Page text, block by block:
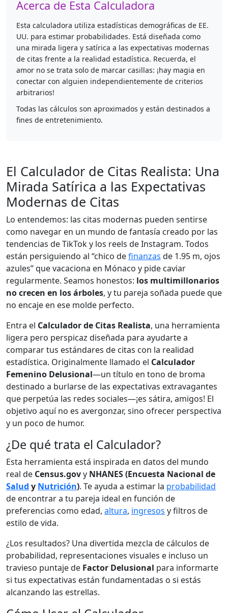
Acerca de Esta Calculadora
Esta calculadora utiliza estadísticas demográficas de EE.
UU. para estimar probabilidades. Está diseñada como
una mirada ligera y satírica a las expectativas modernas
de citas frente a la realidad estadística. Recuerda, el
amor no se trata solo de marcar casillas: ¡hay magia en
conectar con alguien independientemente de criterios
arbitrarios!
Todas las cálculos son aproximados y están destinados a
fines de entretenimiento.
El Calculador de Citas Realista: Una
Mirada Satírica a las Expectativas
Modernas de Citas
Lo entendemos: las citas modernas pueden sentirse
como navegar en un mundo de fantasía creado por las
tendencias de TikTok y los reels de Instagram. Todos
están persiguiendo al “chico definanzas de 1.95 m, ojos
azules” que vacaciona en Mónaco y pide caviar
regularmente. Seamos honestos: los multimillonarios
no crecen en los árboles, y tu pareja soñada puede que
no encaje en ese molde perfecto.
Entra el Calculador de Citas Realista, una herramienta
ligera pero perspicaz diseñada para ayudarte a
comparar tus estándares de citas con la realidad
estadística. Originalmente llamado el Calculador
Femenino Delusional—un título en tono de broma
destinado a burlarse de las expectativas extravagantes
que perpetúa las redes sociales—¡es sátira, amigos! El
objetivo aquí no es avergonzar, sino ofrecer perspectiva
y un poco de humor.
¿De qué trata el Calculador?
Esta herramienta está inspirada en datos del mundo
real de Census.govy NHANES (Encuesta Nacional de
Salud y Nutrición). Te ayuda a estimar la probabilidad
de encontrar a tu pareja ideal en función de
preferencias como edad, altura, ingresos y filtros de
estilo de vida.
¿Los resultados? Una divertida mezcla de cálculos de
probabilidad, representaciones visuales e incluso un
travieso puntaje de Factor Delusional para informarte
si tus expectativas están fundamentadas o si estás
alcanzando las estrellas.